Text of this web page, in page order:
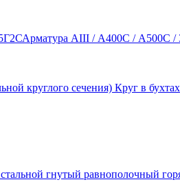
Арматура АIII / А400С / А500С /
круглого сечения) Круг в бухтах
гнутый равнополочный